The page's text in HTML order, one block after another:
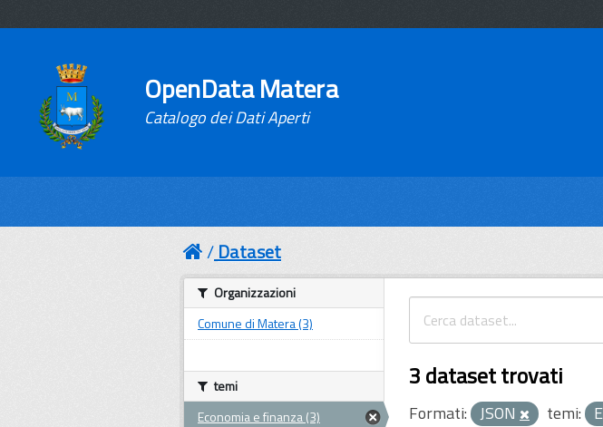
OpenData Matera
Catalogo dei Dati Aperti
Dataset
3 dataset trovati
Formati: JSON temi:
Organizzazioni
Comune di Matera (3)
temi
Economia e finanza (3)